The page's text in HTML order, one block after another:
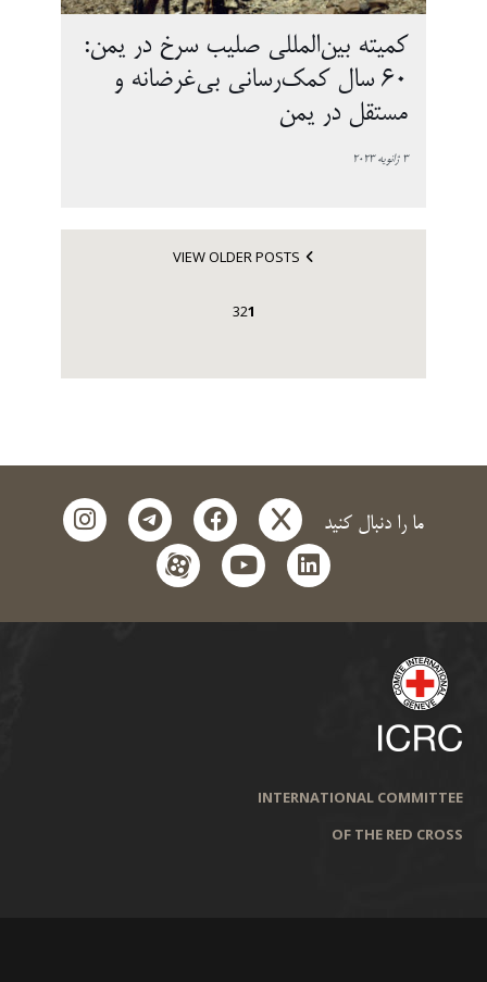
کمیته بین‌المللی صلیب سرخ در یمن:
60 سال کمک‌رسانی بی‌غرضانه و
مستقل در یمن
3 ژانویه 2023
VIEW OLDER POSTS
1
2
3
ما را دنبال کنید x
facebook
telegram
instagram
linkedin
youtube
aparat
INTERNATIONAL COMMITTEE
OF THE RED CROSS